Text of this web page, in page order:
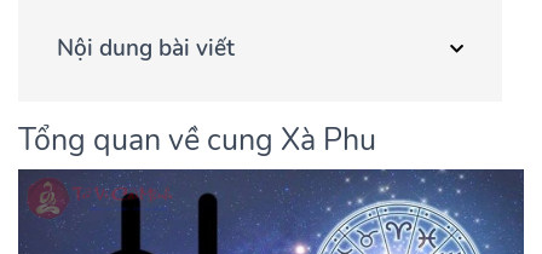
Nội dung bài viết
Tổng quan về cung Xà Phu